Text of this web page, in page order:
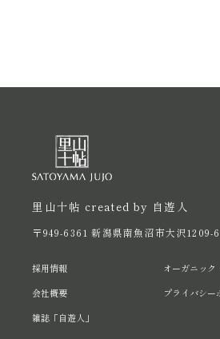
里山十帖 created by 自遊人
〒949-6361 新潟県南魚沼市大沢1209-6
採用情報
会社概要
雑誌「自遊人」
オーガニック
プライバシー